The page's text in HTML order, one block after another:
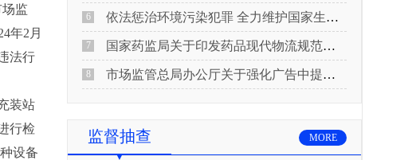
监
年2月
法行
装站
行检
设备
6 依法惩治环境污染犯罪 全力维护国家生态安全 “两高”公布《关于修改〈最高人民法院、最高人民检察院关于办理环境污染刑事案件适用法律若干问题的解释〉的决定》
7 国家药监局关于印发药品现代物流规范化建设指导意见的通知
8 市场监管总局办公厅关于强化广告中提示性用语监管工作的通知
监督抽查 MORE